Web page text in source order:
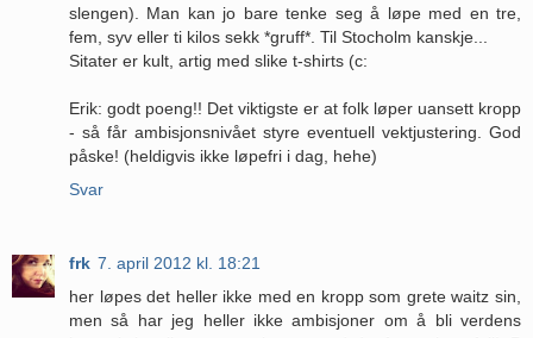
slengen). Man kan jo bare tenke seg å løpe med en tre,
fem, syv eller ti kilos sekk *gruff*. Til Stocholm kanskje...
Sitater er kult, artig med slike t-shirts (c:
Erik: godt poeng!! Det viktigste er at folk løper uansett kropp
- så får ambisjonsnivået styre eventuell vektjustering. God
påske! (heldigvis ikke løpefri i dag, hehe)
Svar
frk 7. april 2012 kl. 18:21
her løpes det heller ikke med en kropp som grete waitz sin,
men så har jeg heller ikke ambisjoner om å bli verdens